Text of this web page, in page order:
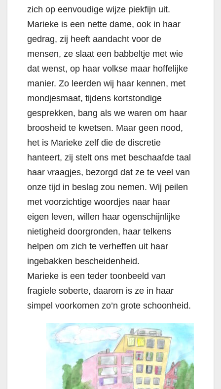
zich op eenvoudige wijze piekfijn uit.
Marieke is een nette dame, ook in haar
gedrag, zij heeft aandacht voor de
mensen, ze slaat een babbeltje met wie
dat wenst, op haar volkse maar hoffelijke
manier. Zo leerden wij haar kennen, met
mondjesmaat, tijdens kortstondige
gesprekken, bang als we waren om haar
broosheid te kwetsen. Maar geen nood,
het is Marieke zelf die de discretie
hanteert, zij stelt ons met beschaafde taal
haar vraagjes, bezorgd dat ze te veel van
onze tijd in beslag zou nemen. Wij peilen
met voorzichtige woordjes naar haar
eigen leven, willen haar ogenschijnlijke
nietigheid doorgronden, haar telkens
helpen om zich te verheffen uit haar
ingebakken bescheidenheid.
Marieke is een teder toonbeeld van
fragiele soberte, daarom is ze in haar
simpel voorkomen zo’n grote schoonheid.